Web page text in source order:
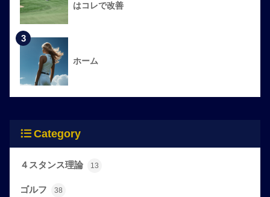
はコレで改善
3
ホーム
Category
４スタンス理論 13
ゴルフ 38